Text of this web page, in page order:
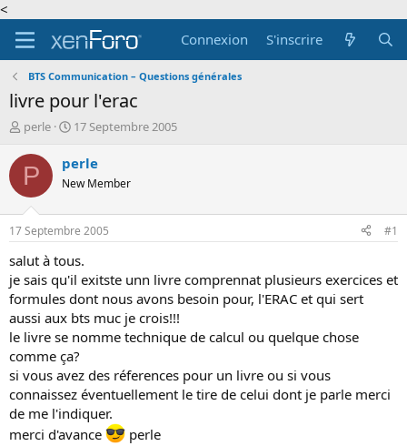
<
Connexion
S'inscrire
BTS Communication – Questions générales
livre pour l'erac
A
t
e
r
d
e
l
d
i
s
c
u
s
i
o
n
perle
D
t
d
é
b
u
t
17 Septembre 2005
P perle
New Member
17 Septembre 2005 #1
salut à tous.
je sais qu'il exitste unn livre comprennat plusieurs exercices et
formules dont nous avons besoin pour, l'ERAC et qui sert
aussi aux bts muc je crois!!!
le livre se nomme technique de calcul ou quelque chose
comme ça?
si vous avez des réferences pour un livre ou si vous
connaissez éventuellement le tire de celui dont je parle merci
de me l'indiquer.
merci d'avance
perle